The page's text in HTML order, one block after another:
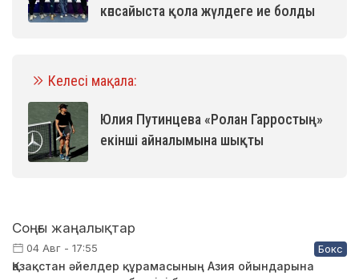
көпсайыста қола жүлдеге ие болды
Келесі мақала:
Юлия Путинцева «Ролан Гарростың»
екінші айналымына шықты
Соңғы жаңалықтар
04 Авг - 17:55 Бокс
Қазақстан әйелдер құрамасының Азия ойындарына